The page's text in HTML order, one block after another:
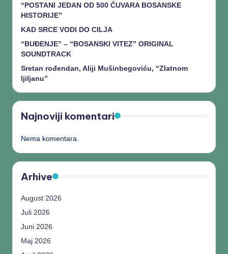
“POSTANI JEDAN OD 500 ČUVARA BOSANSKE
HISTORIJE”
KAD SRCE VODI DO CILJA
“BUĐENJE” – “BOSANSKI VITEZ” ORIGINAL
SOUNDTRACK
Sretan rođendan, Aliji Mušinbegoviću, “Zlatnom
ljiljanu”
Najnoviji komentari
Nema komentara.
Arhive
August 2026
Juli 2026
Juni 2026
Maj 2026